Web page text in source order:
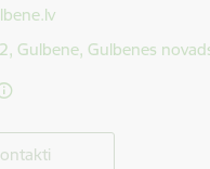
Gulbene, Gulbenes